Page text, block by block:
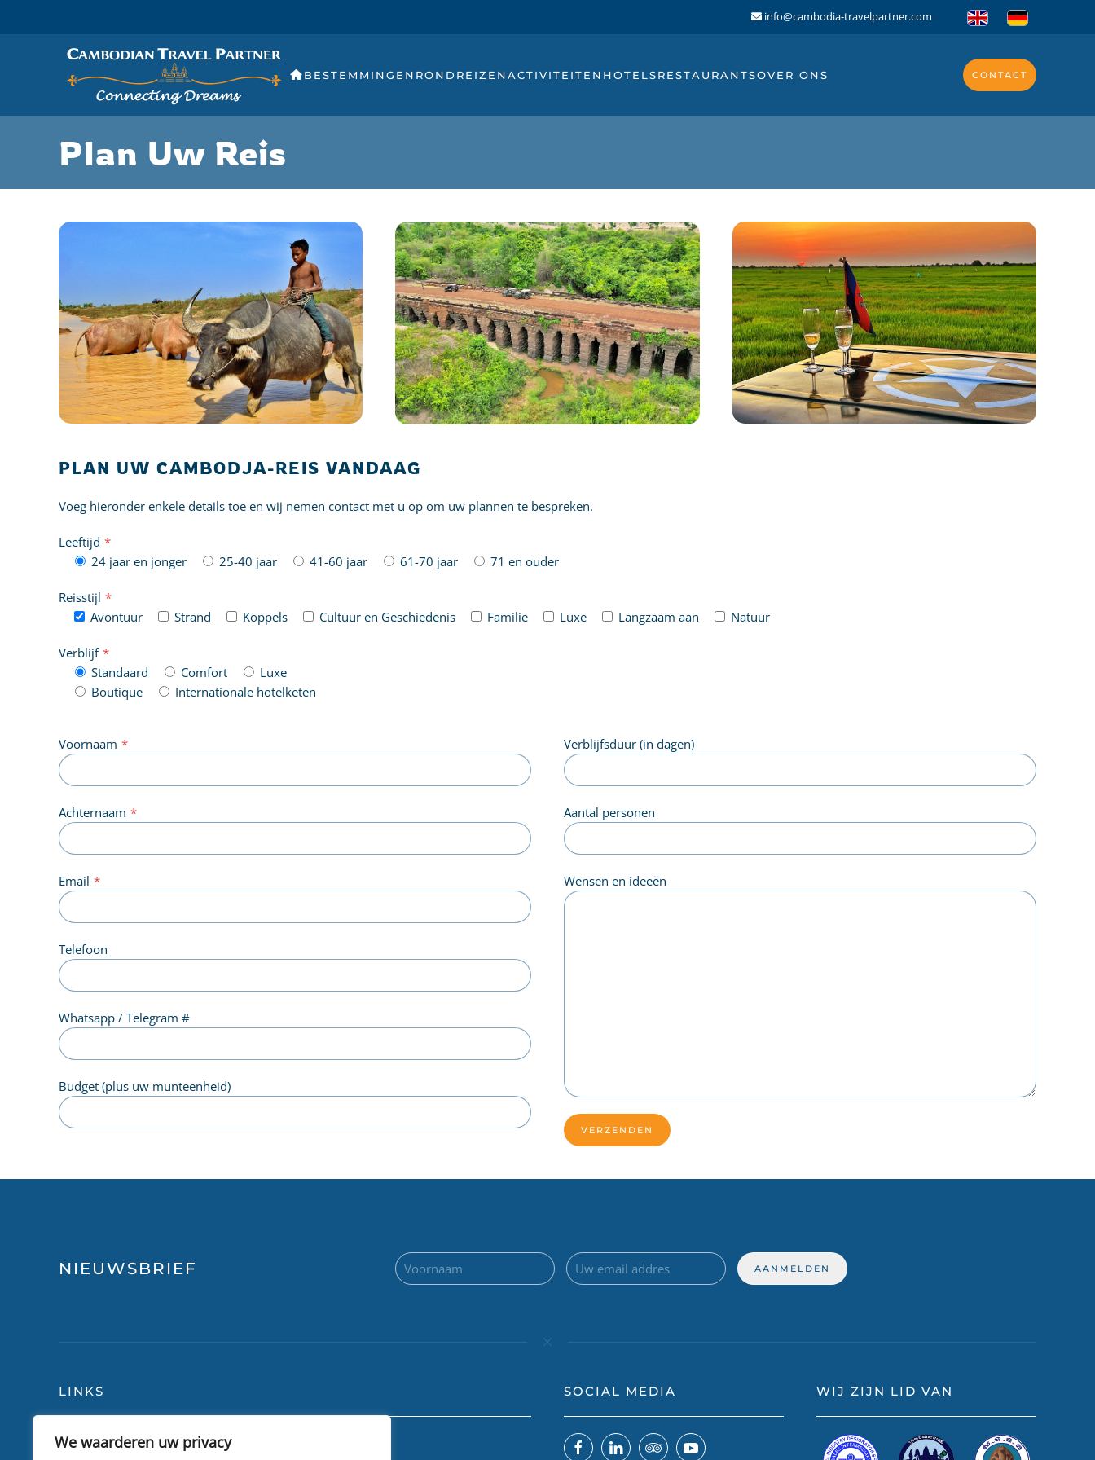
We waarderen uw privacy
info@cambodia-travelpartner.com
BESTEMMINGEN RONDREIZENACTIVITEITEN HOTELSRESTAURANTSOVER ONS CONTACT
Plan Uw Reis
PLAN UW CAMBODJA-REIS VANDAAG
Voeg hieronder enkele details toe en wij nemen contact met u op om uw plannen te bespreken.
Leeftijd *
24 jaar en jonger
25-40 jaar 41-60 jaar 61-70 jaar 71 en ouder
Reisstijl *
Avontuur
Strand Koppels Cultuur en Geschiedenis Familie Luxe Langzaam aan Natuur
Verblijf *
Standaard
Comfort
Luxe
Boutique
Internationale hotelketen
Voornaam *
Achternaam *
Email *
Telefoon
Whatsapp / Telegram #
Budget (plus uw munteenheid)
Verblijfsduur (in dagen)
Aantal personen
Wensen en ideeën
NIEUWSBRIEF
LINKS
Blog
SOCIAL MEDIA WIJ ZIJN LID VAN